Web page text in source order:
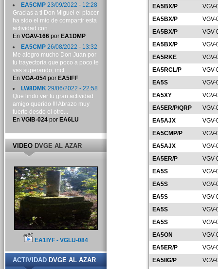
EA5BX/P
VGV-
EA5BX/P
VGV-
EA5BX/P
VGV-
EA5BX/P
VGV-
EA5RKE
VGV-
EA5RCL/P
VGV-
EA5S
VGV-
EA5XY
VGV-
EA5ER/P/QRP
VGV-
EA5AJX
VGV-
EA5CMP/P
VGV-
EA5AJX
VGV-
EA5ER/P
VGV-
EA5S
VGV-
EA5S
VGV-
EA5S
VGV-
EA5S
VGV-
EA5S
VGV-
EA5ON
VGV-
EA5ER/P
VGV-
EA5IIG/P
VGV-
EA5CMP23/09/2022 - 12:28
Gracias a ti Don Miguel el placer
ha sido el mío de compartir esta
actividad con ...
En VGAV-166por EA1DMP
EA5CMP26/08/2022 - 13:32
Me alegro mucho Don Juan por
tu trayectoria que poco a poco te
vas superando, incl...
En VGA-054por EA5IFF
LW8DMK29/06/2022 - 22:58
Que lindo ver tu gran actividad
amigo querido !!! Abrazo muy
fuerte desde el otro...
En VGIB-024por EA6LU
VIDEODVGE AL AZAR
EA1IYF - VGLU-084
ACTIVIDADDVGE AL AZAR